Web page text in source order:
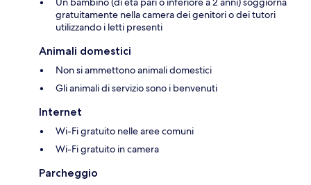
gratuitamente nella camera dei genitori o dei tutori
utilizzando i letti presenti
Animali domestici
Non si ammettono animali domestici
Gli animali di servizio sono i benvenuti
Internet
Wi-Fi gratuito nelle aree comuni
Wi-Fi gratuito in camera
Parcheggio